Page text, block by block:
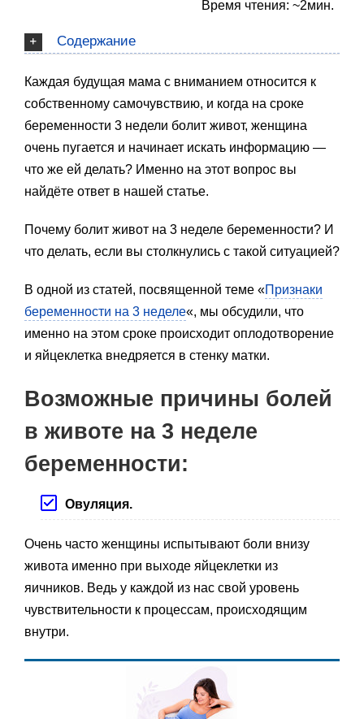
Время чтения: ~2мин.
Содержание
Каждая будущая мама с вниманием относится к
собственному самочувствию, и когда на сроке
беременности 3 недели болит живот, женщина
очень пугается и начинает искать информацию —
что же ей делать? Именно на этот вопрос вы
найдёте ответ в нашей статье.
Почему болит живот на 3 неделе беременности? И
что делать, если вы столкнулись с такой ситуацией?
В одной из статей, посвященной теме «Признаки
беременности на 3 неделе«, мы обсудили, что
именно на этом сроке происходит оплодотворение
и яйцеклетка внедряется в стенку матки.
Возможные причины болей
в животе на 3 неделе
беременности:
Овуляция.
Очень часто женщины испытывают боли внизу
живота именно при выходе яйцеклетки из
яичников. Ведь у каждой из нас свой уровень
чувствительности к процессам, происходящим
внутри.